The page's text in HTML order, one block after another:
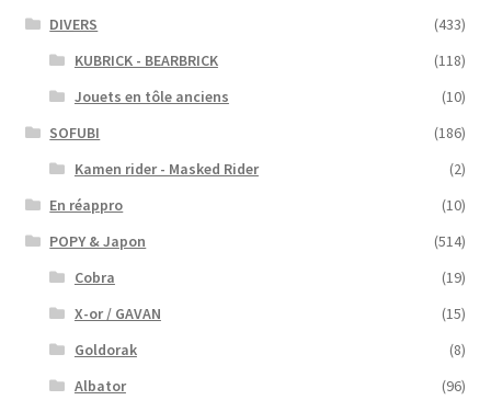
DIVERS
(433)
KUBRICK - BEARBRICK
(118)
Jouets en tôle anciens
(10)
SOFUBI
(186)
Kamen rider - Masked Rider
(2)
En réappro
(10)
POPY & Japon
(514)
Cobra
(19)
X-or / GAVAN
(15)
Goldorak
(8)
Albator
(96)